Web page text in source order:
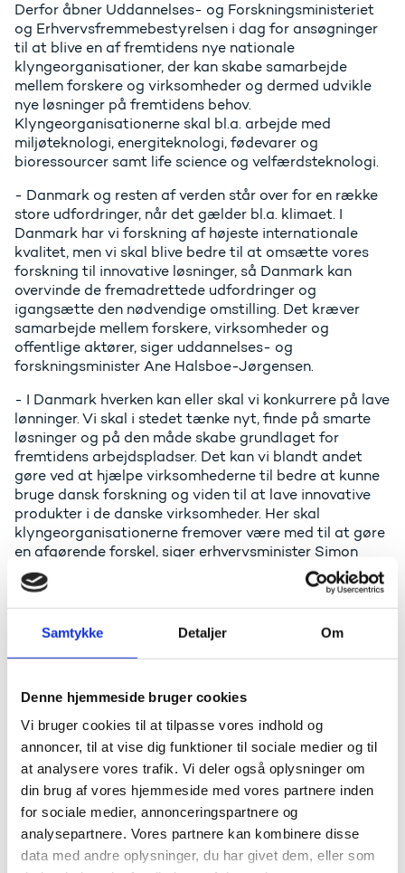
Samtykke Detaljer Om
Denne hjemmeside bruger cookies
Vi bruger cookies til at tilpasse vores indhold og
annoncer, til at vise dig funktioner til sociale medier og til
at analysere vores trafik. Vi deler også oplysninger om
din brug af vores hjemmeside med vores partnere inden
for sociale medier, annonceringspartnere og
analysepartnere. Vores partnere kan kombinere disse
data med andre oplysninger, du har givet dem, eller som
Derfor åbner Uddannelses- og Forskningsministeriet
og Erhvervsfremmebestyrelsen i dag for ansøgninger
til at blive en af fremtidens nye nationale
klyngeorganisationer, der kan skabe samarbejde
mellem forskere og virksomheder og dermed udvikle
nye løsninger på fremtidens behov.
Klyngeorganisationerne skal bl.a. arbejde med
miljøteknologi, energiteknologi, fødevarer og
bioressourcer samt life science og velfærdsteknologi.
- Danmark og resten af verden står over for en række
store udfordringer, når det gælder bl.a. klimaet. I
Danmark har vi forskning af højeste internationale
kvalitet, men vi skal blive bedre til at omsætte vores
forskning til innovative løsninger, så Danmark kan
overvinde de fremadrettede udfordringer og
igangsætte den nødvendige omstilling. Det kræver
samarbejde mellem forskere, virksomheder og
offentlige aktører, siger uddannelses- og
forskningsminister Ane Halsboe-Jørgensen.
- I Danmark hverken kan eller skal vi konkurrere på lave
lønninger. Vi skal i stedet tænke nyt, finde på smarte
løsninger og på den måde skabe grundlaget for
fremtidens arbejdspladser. Det kan vi blandt andet
gøre ved at hjælpe virksomhederne til bedre at kunne
bruge dansk forskning og viden til at lave innovative
produkter i de danske virksomheder. Her skal
klyngeorganisationerne fremover være med til at gøre
en afgørende forskel, siger erhvervsminister Simon
Kollerup.
- Flere virksomheder skal udvikle nye produkter og
services via styrket innovationskultur og -kapacitet
og en konsolideret klyngeindsats. Ved at samle
ressourcerne i et fælles opslag kan vi skabe en mere
innovation i alle dele af Danmark. Jeg håber, at vi vil
modtage ansøgninger fra meget stærke og robuste
aktører, som kan bidrage til den forenkling og
konsolidering, vi allerede er ved at skabe på
klyngeområdet, siger formand for Danmarks
Erhvervsfremmebestyrelse Jakob Riis.
De nye klyngeorganisationers kerneopgave bliver at
bidrage til aktiviteter, der sætter skub i innovationen
mellem forsknings- og videnmiljøer, virksomheder og